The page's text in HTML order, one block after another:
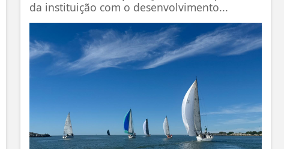
da instituição com o desenvolvimento...